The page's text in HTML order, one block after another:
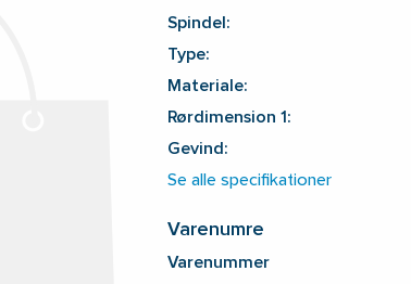
Spindel:
Type:
Materiale:
Rørdimension 1:
Gevind:
Se alle specifikationer
Varenumre
Varenummer